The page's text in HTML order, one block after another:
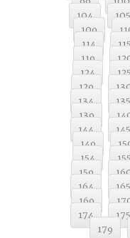
104
105
109
114
119
124
129
134
135
139
144
145
149
154
159
164
165
169
174
175
179